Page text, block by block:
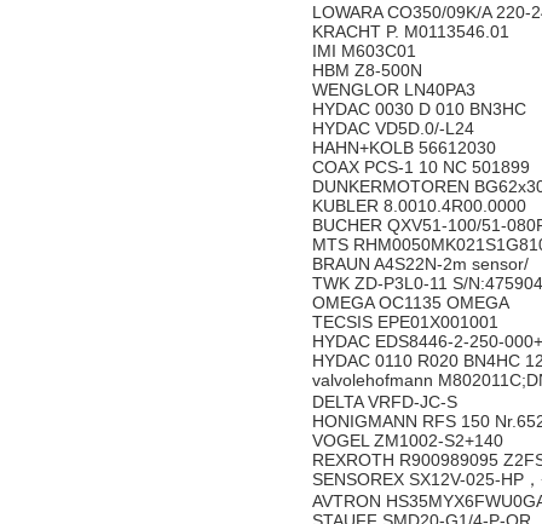
LOWARA CO350/09K/A
KRACHT P. M0113546.01
IMI M603C01
HBM Z8-500N
WENGLOR LN40PA3
HYDAC 0030 D 010 BN3HC
HYDAC VD5D.0/-L24
HAHN+KOLB 56612030
COAX PCS-1 10 NC 501899
DUNKERMOTOREN
KUBLER 8.0010.4R00.0000
BUCHER QXV51-100/51-
MTS
BRAUN A4S22N-2m sensor/
TWK ZD-P3L0-11 S/
OMEGA OC1135 OMEGA
TECSIS EPE01X001001
HYDAC EDS8446-2-250-
HYDAC 0110 R020 BN4HC
valvolehofmann
DELTA VRFD-JC-S
HONIGMANN RFS 150
VOGEL ZM1002-S2+140
REXROTH R900989095
SENSOREX SX12V-025-HP
AVTRON